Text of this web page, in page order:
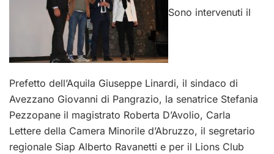
Sono intervenuti il
Prefetto dell’Aquila Giuseppe Linardi, il sindaco di
Avezzano Giovanni di Pangrazio, la senatrice Stefania
Pezzopane il magistrato Roberta D’Avolio, Carla
Lettere della Camera Minorile d’Abruzzo, il segretario
regionale Siap Alberto Ravanetti e per il Lions Club